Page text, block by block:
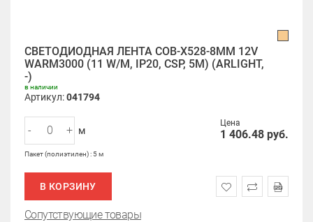
СВЕТОДИОДНАЯ ЛЕНТА COB-X528-8MM 12V
WARM3000 (11 W/M, IP20, CSP, 5M) (ARLIGHT,
-)
в наличии
Артикул:041794
Цена
1 406.48 руб.
- + м
Пакет (полиэтилен) : 5 м
В КОРЗИНУ
Сопутствующие товары